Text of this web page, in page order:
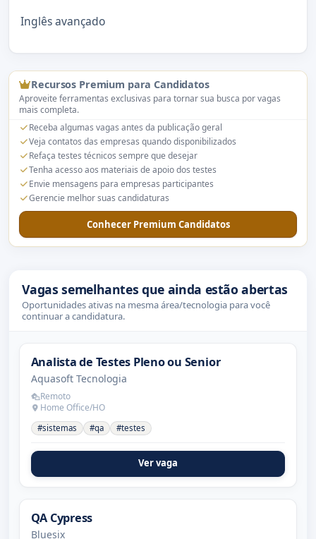
Inglês avançado
Recursos Premium para Candidatos
Aproveite ferramentas exclusivas para tornar sua busca por vagas
mais completa.
Receba algumas vagas antes da publicação geral
Veja contatos das empresas quando disponibilizados
Refaça testes técnicos sempre que desejar
Tenha acesso aos materiais de apoio dos testes
Envie mensagens para empresas participantes
Gerencie melhor suas candidaturas
Conhecer Premium Candidatos
Vagas semelhantes que ainda estão abertas
Oportunidades ativas na mesma área/tecnologia para você
continuar a candidatura.
Analista de Testes Pleno ou Senior
Aquasoft Tecnologia
Remoto
Home Office/HO
#sistemas #qa #testes
Ver vaga
QA Cypress
Bluesix